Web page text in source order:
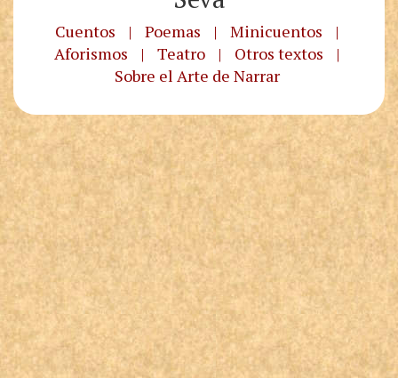
Cuentos | Poemas | Minicuentos
|
Aforismos
| Teatro | Otros textos
|
Sobre el Arte de Narrar